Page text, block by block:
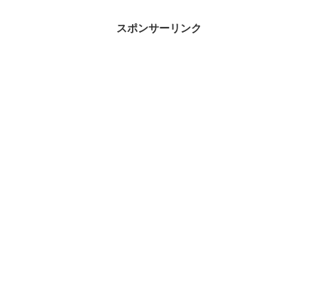
スポンサーリンク